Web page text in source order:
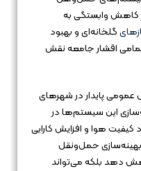
کاهش وابستگی به
گلخانه‌ای و بهبود
اقشار جامعه نقش
پایدار در شهرهای
این سیستم‌ها در
هوا و افزایش کارایی
حمل‌ونقل
دهد بلکه می‌تواند